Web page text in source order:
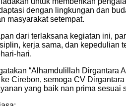
dengan lingkungan dan
masyarakat setempat.
dari terlaksana kegiatan ini,
kerja sama, dan
hari.
“Alhamdulillah Dirgantara
Cirebon, semoga CV
yang baik nan prima sesuai